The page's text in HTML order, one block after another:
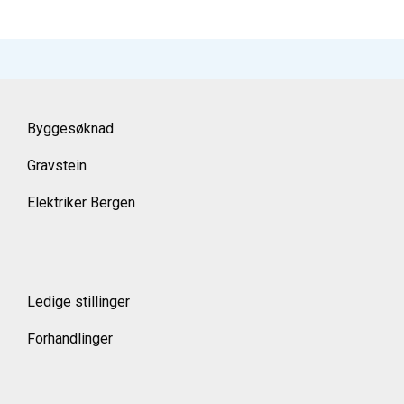
Byggesøknad
Gravstein
Elektriker Bergen
Ledige stillinger
Forhandlinger